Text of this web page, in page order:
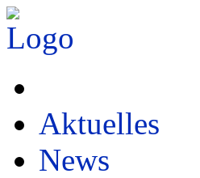
Aktuelles
News